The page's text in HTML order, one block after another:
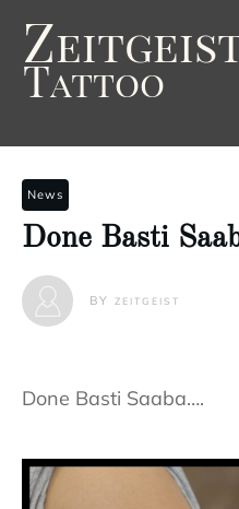
Z
Tattoo
News
Done Basti
BYZEITGEIST
Done Basti Saaba….